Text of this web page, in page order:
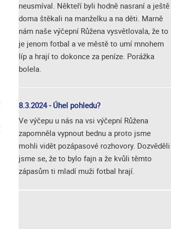
neusmíval. Někteří byli hodně nasraní a ještě
doma štěkali na manželku a na děti. Marně
nám naše výčepní Růžena vysvětlovala, že to
je jenom fotbal a ve městě to umí mnohem
líp a hrají to dokonce za peníze. Porážka
bolela.
8.3.2024 - Úhel pohledu?
Ve výčepu u nás na vsi výčepní Růžena
zapomněla vypnout bednu a proto jsme
mohli vidět pozápasové rozhovory. Dozvěděli
jsme se, že to bylo fajn a že kvůli těmto
zápasům ti mladí muži fotbal hrají.